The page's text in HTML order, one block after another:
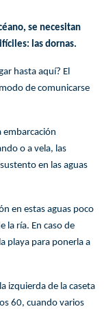
se necesitan
las dornas.
hasta aquí? El
de comunicarse
embarcación
o a vela, las
en las aguas
en estas aguas poco
la ría. En caso de
playa para ponerla a
izquierda de la caseta
60, cuando varios